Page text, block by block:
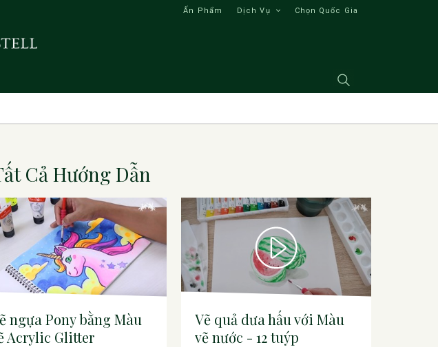
Ấn Phẩm Dịch Vụ Chọn Quốc Gia
Cả Hướng Dẫn
ngựa Pony bằng Màu
Acrylic Glitter
Vẽ quả dưa hấu với Màu
vẽ nước - 12 tuýp